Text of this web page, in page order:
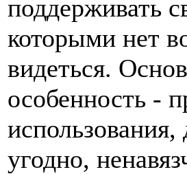
поддерживать
которыми нет
видеться.
особенность -
использования,
угодно,